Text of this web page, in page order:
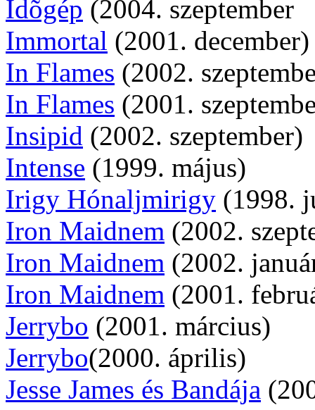
Idõgép (2004. szeptember
Immortal (2001. december)
In Flames (2002.
In Flames (2001.
Insipid (2002. szeptember)
Intense (1999. május)
Irigy Hónaljmirigy (1998.
Iron Maidnem (2002.
Iron Maidnem (2002.
Iron Maidnem (2001.
Jerrybo (2001. március)
Jerrybo(2000. április)
Jesse James és Bandája